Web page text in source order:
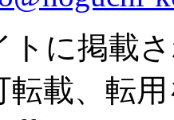
トに掲載
転載、転